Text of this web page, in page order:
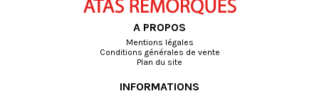
A PROPOS
Mentions légales
Conditions générales de vente
Plan du site
INFORMATIONS